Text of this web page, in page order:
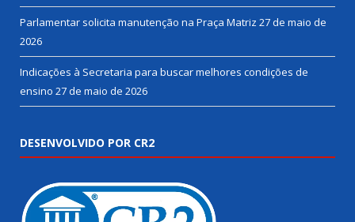
Parlamentar solicita manutenção na Praça Matriz 27 de maio de
2026
Indicações à Secretaria para buscar melhores condições de
ensino 27 de maio de 2026
DESENVOLVIDO POR CR2